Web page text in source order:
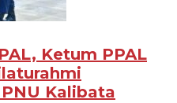
Ketum PPAL
Kalibata